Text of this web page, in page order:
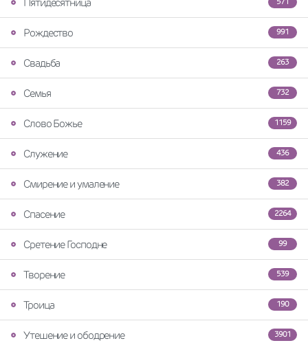
Пятидесятница
991
Рождество
263
Свадьба
732
Семья
1159
Слово Божье
436
Служение
382
Смирение и умаление
2264
Спасение
99
Сретение Господне
539
Творение
190
Троица
3901
Утешение и ободрение